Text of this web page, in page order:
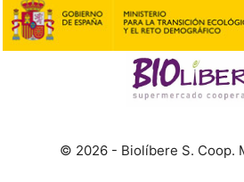
© 2026 - Biolíbere S. Coop.